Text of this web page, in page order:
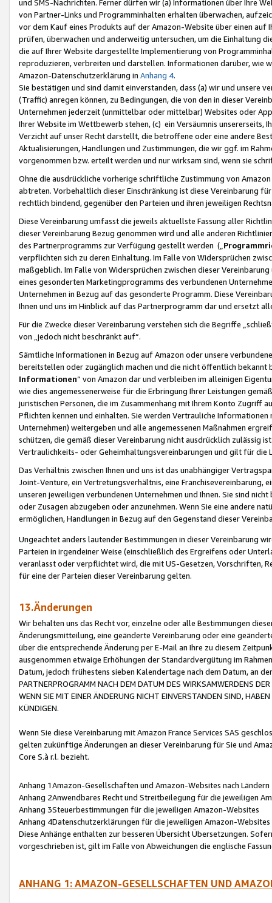
und SMS-Nachrichten. Ferner dürfen wir (a) Informationen über Ihre
von Partner-Links und Programminhalten erhalten überwachen,
vor dem Kauf eines Produkts auf der Amazon-Website über einen
prüfen, überwachen und anderweitig untersuchen, um die Einhaltung
die auf Ihrer Website dargestellte Implementierung von
reproduzieren, verbreiten und darstellen. Informationen darüber, wie
Amazon-Datenschutzerklärung in Anhang 4.
Sie bestätigen und sind damit einverstanden, dass (a) wir und
(Traffic) anregen können, zu Bedingungen, die von den in dieser
Unternehmen jederzeit (unmittelbar oder mittelbar) Websites oder
Ihrer Website im Wettbewerb stehen, (c) ein Versäumnis unsererseits,
Verzicht auf unser Recht darstellt, die betroffene oder eine andere
Aktualisierungen, Handlungen und Zustimmungen, die wir ggf. im
vorgenommen bzw. erteilt werden und nur wirksam sind, wenn sie
Ohne die ausdrückliche vorherige schriftliche Zustimmung von
abtreten. Vorbehaltlich dieser Einschränkung ist diese Vereinbarung
rechtlich bindend, gegenüber den Parteien und ihren jeweiligen
Diese Vereinbarung umfasst die jeweils aktuellste Fassung aller
dieser Vereinbarung Bezug genommen wird und alle anderen
des Partnerprogramms zur Verfügung gestellt werden („
verpflichten sich zu deren Einhaltung. Im Falle von Widersprüchen
maßgeblich. Im Falle von Widersprüchen zwischen dieser
eines gesonderten Marketingprogramms des verbundenen
Unternehmen in Bezug auf das gesonderte Programm. Diese
Ihnen und uns im Hinblick auf das Partnerprogramm dar und ersetzt
Für die Zwecke dieser Vereinbarung verstehen sich die Begriffe
von „jedoch nicht beschränkt auf“.
Sämtliche Informationen in Bezug auf Amazon oder unsere
bereitstellen oder zugänglich machen und die nicht öffentlich
Informationen“ von Amazon dar und verbleiben im alleinigen
wie dies angemessenerweise für die Erbringung Ihrer Leistungen
juristischen Personen, die im Zusammenhang mit Ihrem Konto
Pflichten kennen und einhalten. Sie werden Vertrauliche
Unternehmen) weitergeben und alle angemessenen Maßnahmen
schützen, die gemäß dieser Vereinbarung nicht ausdrücklich zulässig
Vertraulichkeits- oder Geheimhaltungsvereinbarungen und gilt für die
Das Verhältnis zwischen Ihnen und uns ist das unabhängiger
Joint-Venture, ein Vertretungsverhältnis, eine Franchisevereinbarung,
unseren jeweiligen verbundenen Unternehmen und Ihnen. Sie sind
oder Zusagen abzugeben oder anzunehmen. Wenn Sie eine andere
ermöglichen, Handlungen in Bezug auf den Gegenstand dieser
Ungeachtet anders lautender Bestimmungen in dieser Vereinbarung
Parteien in irgendeiner Weise (einschließlich des Ergreifens oder
veranlasst oder verpflichtet wird, die mit US-Gesetzen, Vorschriften,
für eine der Parteien dieser Vereinbarung gelten.
13.Änderungen
Wir behalten uns das Recht vor, einzelne oder alle Bestimmungen
Änderungsmitteilung, eine geänderte Vereinbarung oder eine
über die entsprechende Änderung per E-Mail an Ihre zu diesem
ausgenommen etwaige Erhöhungen der Standardvergütung im
Datum, jedoch frühestens sieben Kalendertage nach dem Datum, an
PARTNERPROGRAMM NACH DEM DATUM DES WIRKSAMWERDENS
WENN SIE MIT EINER ÄNDERUNG NICHT EINVERSTANDEN SIND,
KÜNDIGEN.
Wenn Sie diese Vereinbarung mit Amazon France Services SAS
gelten zukünftige Änderungen an dieser Vereinbarung für Sie und
Core S.à r.l. bezieht.
Anhang 1Amazon-Gesellschaften und Amazon-Websites nach Ländern
Anhang 2Anwendbares Recht und Streitbeilegung für die jeweiligen
Anhang 3Steuerbestimmungen für die jeweiligen Amazon-Websites
Anhang 4Datenschutzerklärungen für die jeweiligen Amazon-Websites
Diese Anhänge enthalten zur besseren Übersicht Übersetzungen.
vorgeschrieben ist, gilt im Falle von Abweichungen die englische
ANHANG 1: AMAZON-GESELLSCHAFTEN UND